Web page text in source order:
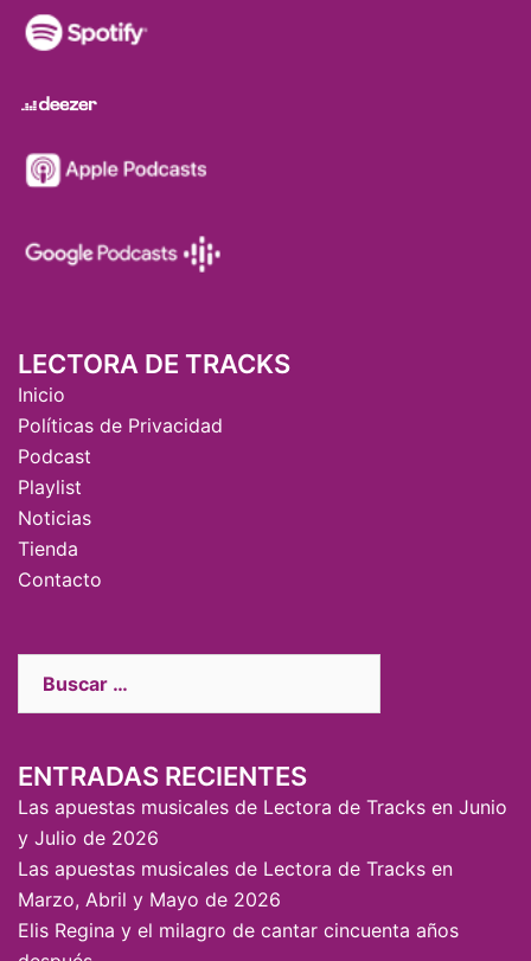
LECTORA DE TRACKS
Inicio
Políticas de Privacidad
Podcast
Playlist
Noticias
Tienda
Contacto
ENTRADAS RECIENTES
Las apuestas musicales de Lectora de Tracks en Junio
y Julio de 2026
Las apuestas musicales de Lectora de Tracks en
Marzo, Abril y Mayo de 2026
Elis Regina y el milagro de cantar cincuenta años